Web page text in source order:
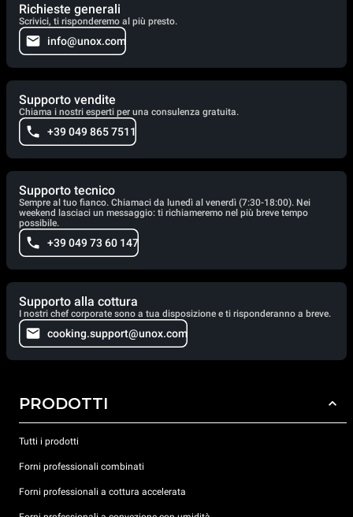
Richieste generali
Scrivici, ti risponderemo al più presto.
info@unox.com
Supporto vendite
Chiama i nostri esperti per una consulenza gratuita.
+39 049 865 7511
Supporto tecnico
Sempre al tuo fianco. Chiamaci da lunedì al venerdì (7:30-18:00). Nei
weekend lasciaci un messaggio: ti richiameremo nel più breve tempo
possibile.
+39 049 73 60 147
Supporto alla cottura
I nostri chef corporate sono a tua disposizione e ti risponderanno a breve.
cooking.support@unox.com
PRODOTTI
Tutti i prodotti
Forni professionali combinati
Forni professionali a cottura accelerata